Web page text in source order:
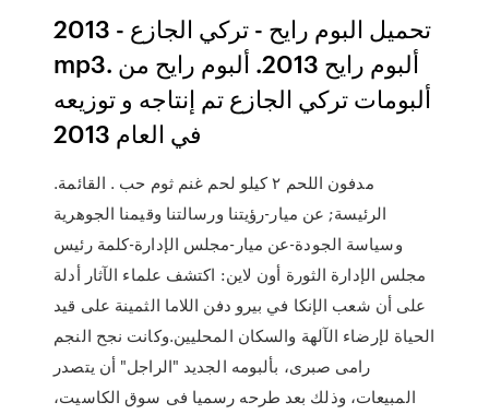
تحميل البوم رايح - تركي الجازع - 2013
mp3. ألبوم رايح 2013. ألبوم رايح من
ألبومات تركي الجازع تم إنتاجه و توزيعه
في العام 2013
مدفون اللحم ٢ كيلو لحم غنم ثوم حب . القائمة.
الرئيسة; عن ميار-رؤيتنا ورسالتنا وقيمنا الجوهرية
وسياسة الجودة-عن ميار-مجلس الإدارة-كلمة رئيس
مجلس الإدارة الثورة أون لاين: اكتشف علماء الآثار أدلة
على أن شعب الإنكا في بيرو دفن اللاما الثمينة على قيد
الحياة لإرضاء الآلهة والسكان المحليين.وكانت نجح النجم
رامى صبرى، بألبومه الجديد "الراجل" أن يتصدر
المبيعات، وذلك بعد طرحه رسميا فى سوق الكاسيت،